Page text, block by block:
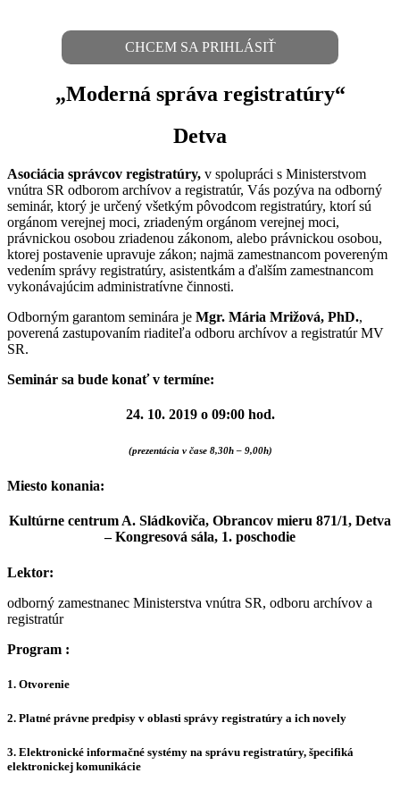
CHCEM SA PRIHLÁSIŤ
„Moderná správa registratúry“
Detva
Asociácia správcov registratúry, v spolupráci s Ministerstvom
vnútra SR odborom archívov a registratúr, Vás pozýva na odborný
seminár, ktorý je určený všetkým pôvodcom registratúry, ktorí sú
orgánom verejnej moci, zriadeným orgánom verejnej moci,
právnickou osobou zriadenou zákonom, alebo právnickou osobou,
ktorej postavenie upravuje zákon; najmä zamestnancom povereným
vedením správy registratúry, asistentkám a ďalším zamestnancom
vykonávajúcim administratívne činnosti.
Odborným garantom seminára je Mgr. Mária Mrižová, PhD.,
poverená zastupovaním riaditeľa odboru archívov a registratúr MV
SR.
Seminár sa bude konať v termíne:
24. 10. 2019 o 09:00 hod.
(prezentácia v čase 8,30h – 9,00h)
Miesto konania:
Kultúrne centrum A. Sládkoviča, Obrancov mieru 871/1, Detva
– Kongresová sála, 1. poschodie
Lektor:
odborný zamestnanec Ministerstva vnútra SR, odboru archívov a
registratúr
Program :
1. Otvorenie
2. Platné právne predpisy v oblasti správy registratúry a ich novely
3. Elektronické informačné systémy na správu registratúry, špecifiká
elektronickej komunikácie